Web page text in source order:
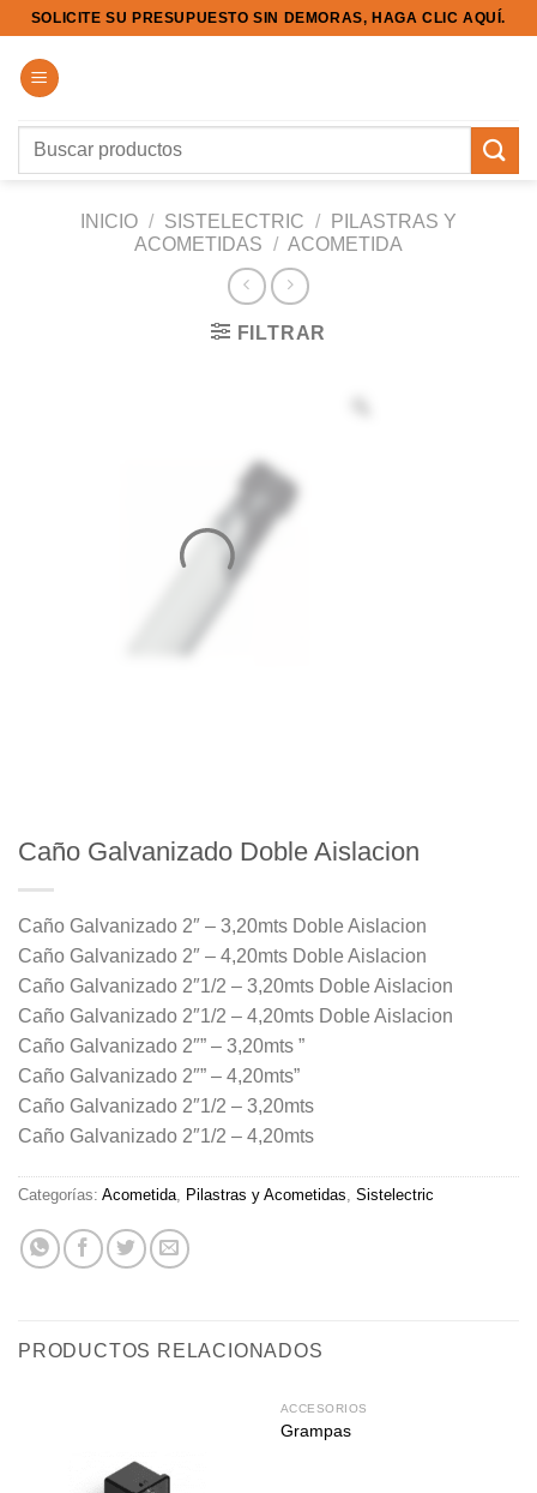
Saltar
contenido
SOLICITE SU PRESUPUESTO SIN DEMORAS, HAGA CLIC AQUÍ.
Buscar
INICIO / SISTELECTRIC /
PILASTRAS Y
ACOMETIDAS / ACOMETIDA
FILTRAR
Caño Galvanizado Doble Aislacion
Caño Galvanizado 2″ – 3,20mts Doble Aislacion
Caño Galvanizado 2″ – 4,20mts Doble Aislacion
Caño Galvanizado 2″1/2 – 3,20mts Doble Aislacion
Caño Galvanizado 2″1/2 – 4,20mts Doble Aislacion
Caño Galvanizado 2″” – 3,20mts ”
Caño Galvanizado 2″” – 4,20mts”
Caño Galvanizado 2″1/2 – 3,20mts
Caño Galvanizado 2″1/2 – 4,20mts
Categorías: Acometida Pilastras y Acometidas Sistelectric
PRODUCTOS RELACIONADOS
ACCESORIOS
Grampas